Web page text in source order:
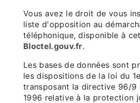
Vous avez le droit de vous
liste d'opposition au
téléphonique, disponible à
Bloctel.gouv.fr.
Les bases de données sont
les dispositions de la loi du
transposant la directive 96/9
1996 relative à la protection